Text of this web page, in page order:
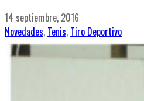
14 septiembre, 2016
Novedades, Tenis, Tiro Deportivo